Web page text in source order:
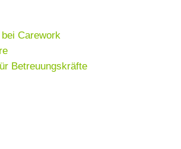
Carework
Betreuungskräfte